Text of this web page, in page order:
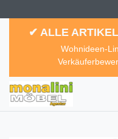
✔ ALLE
Wohnideen-